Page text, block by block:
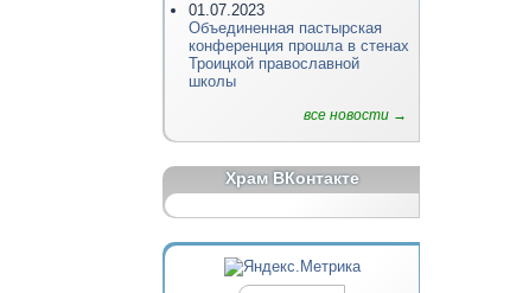
01.07.2023
Объединенная пастырская
конференция прошла в стенах
Троицкой православной
школы
все новости →
Храм ВКонтакте